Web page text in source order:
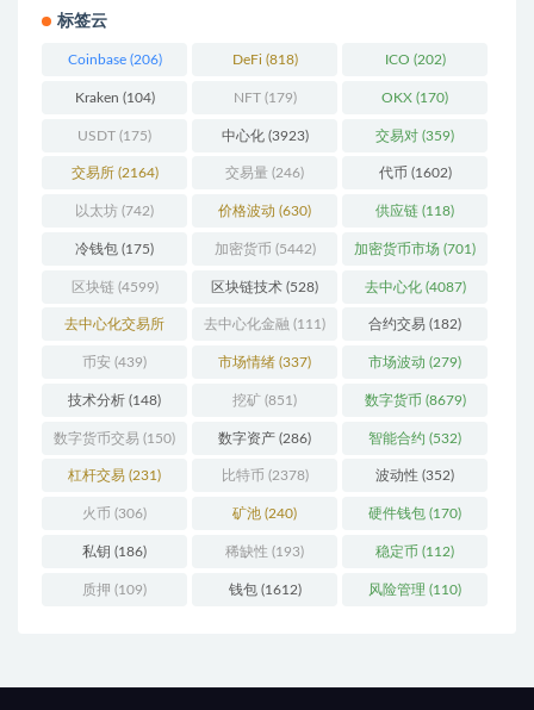
标签云
Coinbase(206) DeFi (818) ICO (202)
Kraken (104) NFT(179) OKX (170)
USDT (175) 中心化(3923) 交易对 (359)
交易所(2164) 交易量 (246) 代币 (1602)
以太坊 (742) 价格波动 (630) 供应链 (118)
冷钱包 (175) 加密货币 (5442) 加密货币市场 (701)
区块链(4599) 区块链技术 (528) 去中心化(4087)
去中心化交易所
(196)
去中心化金融 (111) 合约交易 (182)
币安 (439) 市场情绪 (337) 市场波动 (279)
技术分析 (148) 挖矿 (851) 数字货币 (8679)
数字货币交易 (150) 数字资产 (286) 智能合约 (532)
杠杆交易 (231) 比特币 (2378) 波动性 (352)
火币 (306) 矿池 (240) 硬件钱包 (170)
私钥 (186) 稀缺性 (193) 稳定币 (112)
质押 (109) 钱包(1612) 风险管理 (110)